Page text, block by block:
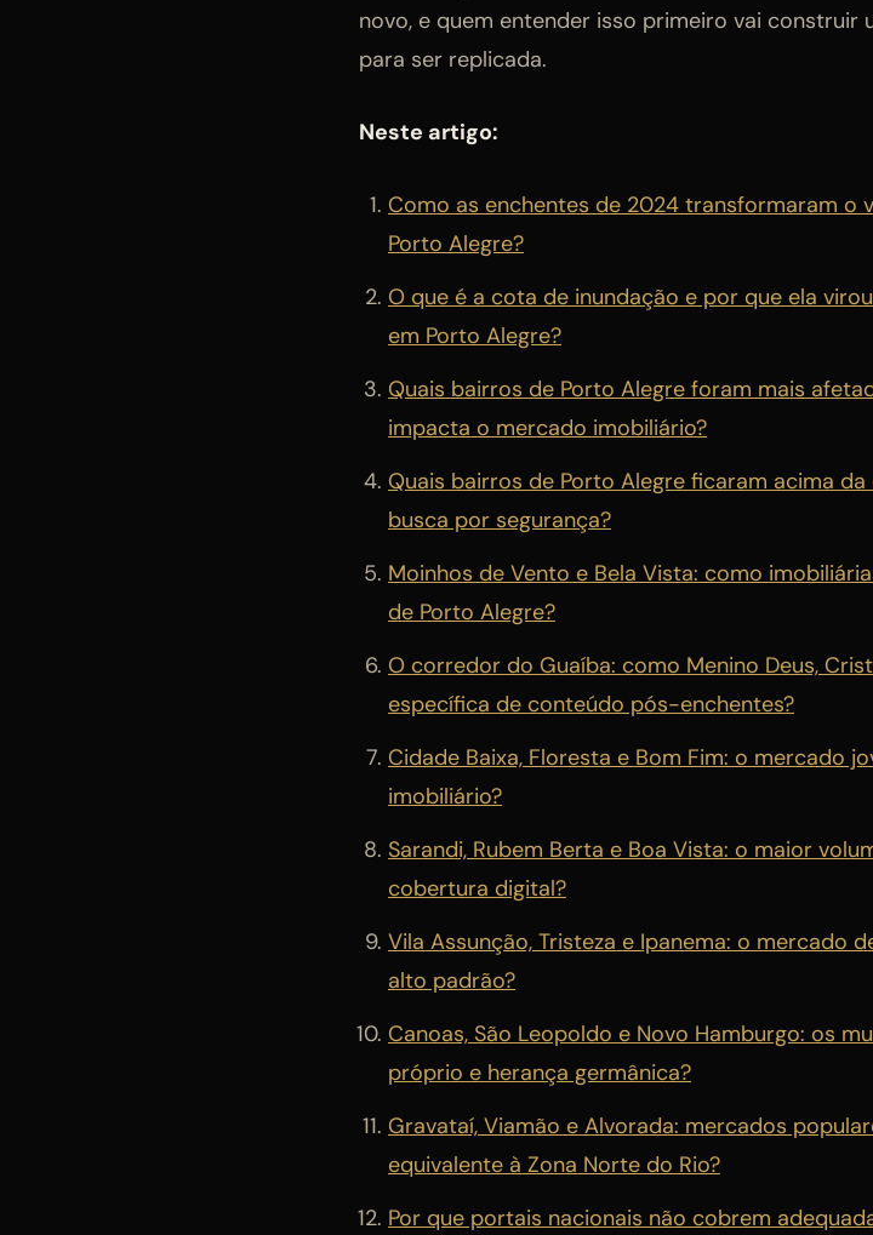
novo, e quem entender isso primeiro vai construir
para ser replicada.
Neste artigo:
Como as enchentes de 2024 transformaram o
Porto Alegre?
O que é a cota de inundação e por que ela
em Porto Alegre?
Quais bairros de Porto Alegre foram mais
impacta o mercado imobiliário?
Quais bairros de Porto Alegre ficaram acima
busca por segurança?
Moinhos de Vento e Bela Vista: como
de Porto Alegre?
O corredor do Guaíba: como Menino Deus,
específica de conteúdo pós-enchentes?
Cidade Baixa, Floresta e Bom Fim: o mercado
imobiliário?
Sarandi, Rubem Berta e Boa Vista: o maior
cobertura digital?
Vila Assunção, Tristeza e Ipanema: o mercado
alto padrão?
Canoas, São Leopoldo e Novo Hamburgo: os
próprio e herança germânica?
Gravataí, Viamão e Alvorada: mercados
equivalente à Zona Norte do Rio?
Por que portais nacionais não cobrem